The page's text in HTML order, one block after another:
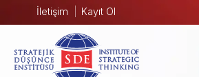
İletişim Kayıt Ol